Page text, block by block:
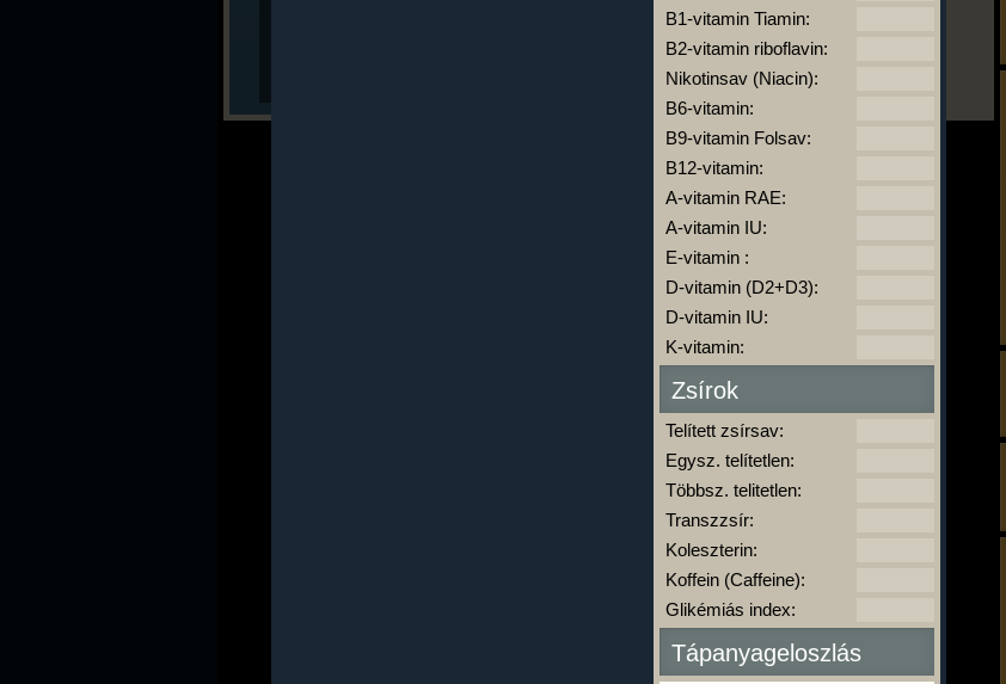
B1-vitamin Tiamin:
B2-vitamin riboflavin:
Nikotinsav (Niacin):
B6-vitamin:
B9-vitamin Folsav:
B12-vitamin:
A-vitamin RAE:
A-vitamin IU:
E-vitamin :
D-vitamin (D2+D3):
D-vitamin IU:
K-vitamin:
Zsírok
Telített zsírsav:
Egysz. telítetlen:
Többsz. telitetlen:
Transzzsír:
Koleszterin:
Koffein (Caffeine):
Glikémiás index:
Tápanyageloszlás